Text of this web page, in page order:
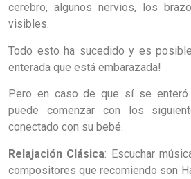
cerebro, algunos nervios, los
visibles.
Todo esto ha sucedido y es
enterada que está embarazada!
Pero en caso de que sí se
puede comenzar con los
conectado con su bebé.
Relajación Clásica: Escuchar
compositores que recomiendo son